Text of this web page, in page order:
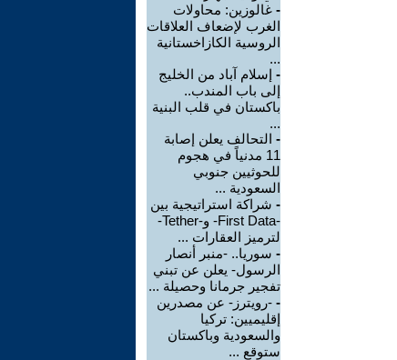
- غالوزين: محاولات
الغرب لإضعاف العلاقات
الروسية الكازاخستانية
...
- إسلام آباد من الخليج
إلى باب المندب..
باكستان في قلب البنية
...
- التحالف يعلن إصابة
11 مدنياً في هجوم
للحوثيين جنوبي
السعودية ...
- شراكة استراتيجية بين
-First Data- و-Tether-
لترميز العقارات ...
- سوريا.. -منبر أنصار
الرسول- يعلن عن تبني
تفجير جرمانا وحصيلة ...
- -رويترز- عن مصدرين
إقليميين: تركيا
والسعودية وباكستان
ستوقع ...